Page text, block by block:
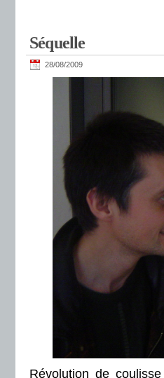
Séquelle
28/08/2009
Révolution de